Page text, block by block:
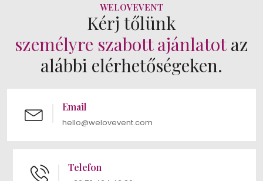
WELOVEVENT
Kérj tőlünk
személyre szabott ajánlatot az
alábbi elérhetőségeken.
Email
hello@welovevent.com
Telefon